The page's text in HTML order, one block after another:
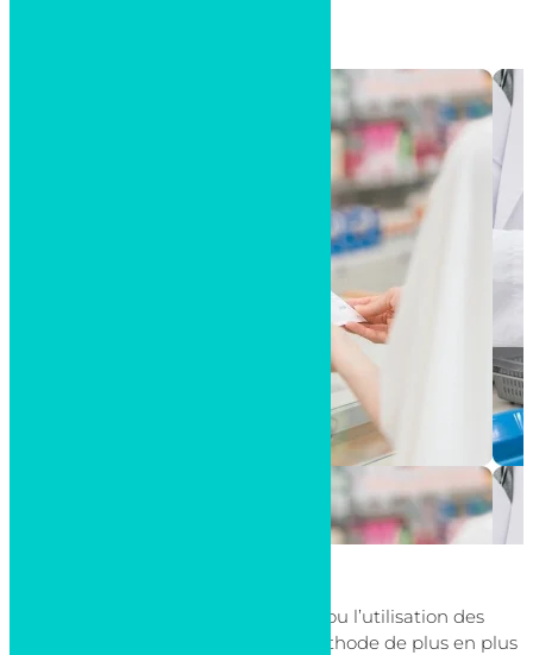
, ou l’utilisation des
pour se soigner, est une méthode de plus en plus